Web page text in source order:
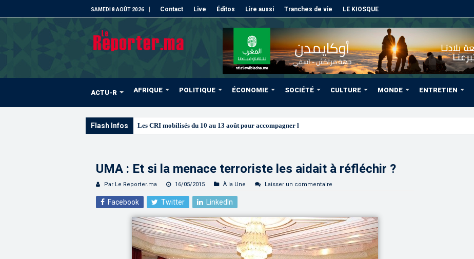
SAMEDI 8 AOÛT 2026 Contact Live Éditos Lire aussi Tranches de vie LE KIOSQUE
ACTU-R AFRIQUE POLITIQUE ÉCONOMIE SOCIÉTÉ CULTURE MONDE ENTRETIEN
Flash Infos Les CRI mobilisés du 10 au 13 août pour accompagner les projets des Marocains du Monde
UMA : Et si la menace terroriste les aidait à réfléchir ?
Par Le Reporter.ma 16/05/2015 À la Une Laisser un commentaire
Facebook Twitter LinkedIn